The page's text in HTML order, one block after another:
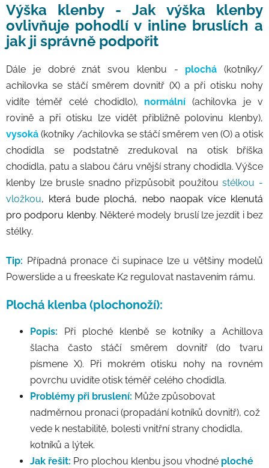
Výška klenby -Jak výška klenby
ovlivňuje pohodlí v inline bruslích a
jak ji správně podpořit
Dále je dobré znát svou klenbu - plochá (kotníky/
achilovka se stáčí směrem dovnitř (X) a při otisku nohy
vidíte téměř celé chodidlo), normální (achilovka je v
rovině a při otisku lze vidět přibližně polovinu klenby),
vysoká (kotníky /achilovka se stáčí směrem ven (O) a otisk
chodidla se podstatně zredukoval na otisk bříška
chodidla, patu a slabou čáru vnější strany chodidla. Výšce
klenby lze brusle snadno přizpůsobit použitoustélkou -
vložkou, která bude plochá, nebo naopak více klenutá
pro podporu klenby. Některé modely bruslí lze jezdit i bez
stélky.
Tip: Případná pronace či supinace lze u většiny modelů
Powerslide a u freeskate K2 regulovat nastavením rámu.
Plochá klenba (plochonoží):
Popis: Při ploché klenbě se kotníky a Achillova
šlacha často stáčí směrem dovnitř (do tvaru
písmene X). Při mokrém otisku nohy na rovném
povrchu uvidíte otisk téměř celého chodidla.
Problémy při bruslení: Může způsobovat
nadměrnou pronaci (propadání kotníků dovnitř), což
vede k nestabilitě, bolesti vnitřní strany chodidla,
kotníků a lýtek.
Jak řešit: Pro plochou klenbu jsou vhodné ploché